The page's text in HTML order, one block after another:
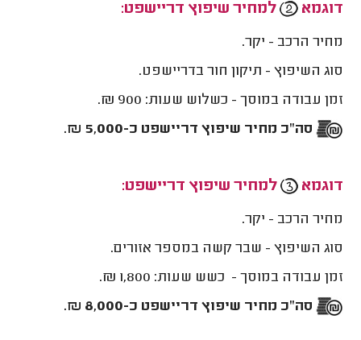
דוגמא למחיר שיפוץ דריישפט:
מחיר הרכב - יקר.
סוג השיפוץ - תיקון חור בדריישפט.
זמן עבודה במוסך - כשלוש שעות: 900 ₪.
סה"כ מחיר שיפוץ דריישפט כ-5,000 ₪.
דוגמא למחיר שיפוץ דריישפט:
מחיר הרכב - יקר.
סוג השיפוץ - שבר קשה במספר אזורים.
זמן עבודה במוסך - כשש שעות: 1,800 ₪.
סה"כ מחיר שיפוץ דריישפט כ-8,000 ₪.